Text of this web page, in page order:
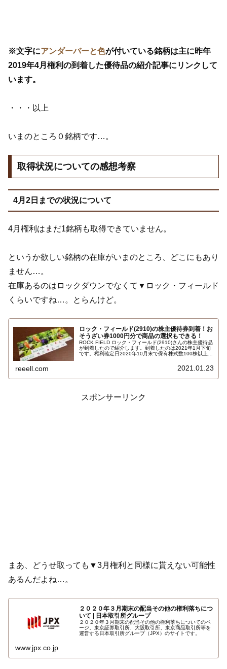
※文字にアンダーバーと色が付いている銘柄は主に昨年
2019年4月権利の到着した優待品の紹介記事にリンクして
います。
・・・以上
いまのところ０銘柄です…。
取得状況についての感想考察
4月2日までの状況について
4月権利はまだ1銘柄も取得できていません。
というか欲しい銘柄の在庫がいまのところ、どこにもあり
ません…。
在庫あるのはロックダウンでなくて▼ロック・フィールド
くらいですね…。とらんけど。
ロック・フィールド(2910)の株主優待券到着！お
そうざい券1000円分で商品の選択もできる！
ROCK FIELD ロック・フィールド(2910)さんの株主優待品
が到着したので紹介します。到着したのは2021年1月下旬
です。権利確定日2020年10月末で保有株式数100株以上で
reeell.com 2021.01.23
スポンサーリンク
まあ、どうせ取っても▼3月権利と同様に貰えない可能性
あるんだよね…。
２０２０年３月期末の配当その他の権利落ちにつ
いて | 日本取引所グループ
２０２０年３月期末の配当その他の権利落ちについてのペ
ージ。東京証券取引所、大阪取引所、東京商品取引所等を
運営する日本取引所グループ（JPX）のサイトです。
www.jpx.co.jp